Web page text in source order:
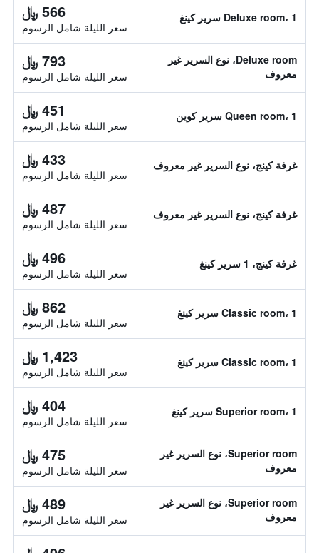
Deluxe room، 1 سرير كينغ 566 ﷼
سعر الليلة شامل الرسوم
Deluxe room، نوع السرير غير
معروف
793 ﷼
سعر الليلة شامل الرسوم
Queen room، 1 سرير كوين 451 ﷼
سعر الليلة شامل الرسوم
غرفة كينج، نوع السرير غير معروف 433 ﷼
سعر الليلة شامل الرسوم
غرفة كينج، نوع السرير غير معروف 487 ﷼
سعر الليلة شامل الرسوم
غرفة كينج، 1 سرير كينغ 496 ﷼
سعر الليلة شامل الرسوم
Classic room، 1 سرير كينغ 862 ﷼
سعر الليلة شامل الرسوم
Classic room، 1 سرير كينغ 1,423 ﷼
سعر الليلة شامل الرسوم
Superior room، 1 سرير كينغ 404 ﷼
سعر الليلة شامل الرسوم
Superior room، نوع السرير غير
معروف
475 ﷼
سعر الليلة شامل الرسوم
Superior room، نوع السرير غير
معروف
489 ﷼
سعر الليلة شامل الرسوم